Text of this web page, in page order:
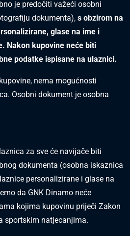
je predočiti važeći osobni
dokumenta), s obzirom na
glase na ime i
Nakon kupovine neće biti
podatke ispisane na ulaznici.
nema mogućnosti
Osobni dokument je osobna
za sve će navijače biti
dokumenta (osobna iskaznica
personalizirane i glase na
da GNK Dinamo neće
kojima kupovinu priječi Zakon
sportskim natjecanjima.